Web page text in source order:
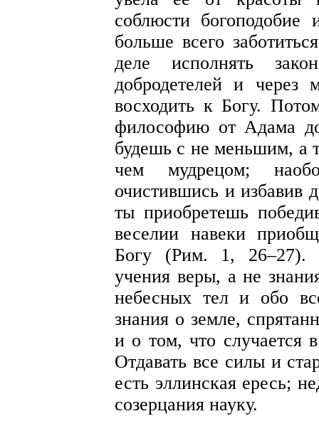
соблюсти
больше всего
деле исполнять
добродетелей и через
восходить к Богу.
философию от Адама
будешь с не меньшим, а
чем мудрецом;
очистившись и избавив
ты приобретешь
веселии навеки
Богу (Рим. 1, 26–27).
учения веры, а не
небесных тел и обо
знания о земле,
и о том, что случается
Отдавать все силы и
есть эллинская ересь;
созерцания науку.